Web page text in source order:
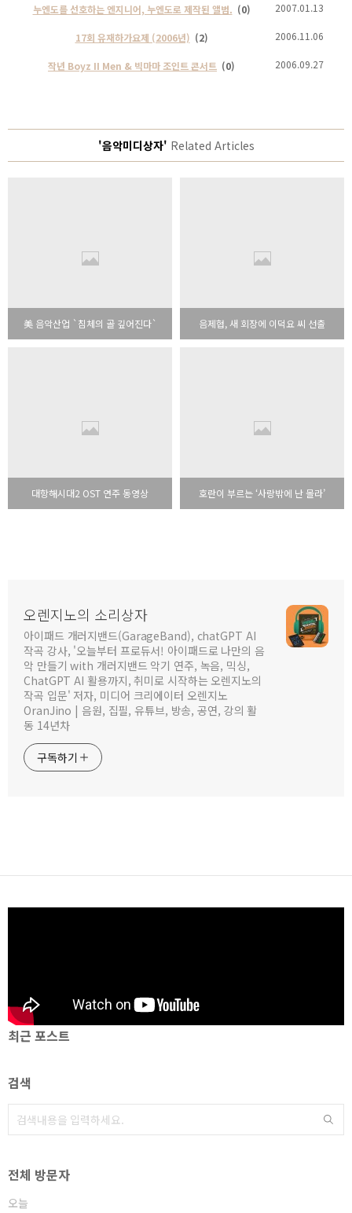
누엔도를 선호하는 엔지니어, 누엔도로 제작된 앨범. (0) 2007.01.13
17회 유재하가요제 (2006년) (2) 2006.11.06
작년 Boyz II Men & 빅마마 조인트 콘서트 (0) 2006.09.27
'음악미디상자' Related Articles
美 음악산업 `침체의 골 깊어진다` 음제협, 새 회장에 이덕요 씨 선출
대항해시대2 OST 연주 동영상 호란이 부르는 ‘사랑밖에 난 몰라’
오렌지노의 소리상자
아이패드 개러지밴드(GarageBand), chatGPT AI
작곡 강사, '오늘부터 프로듀서! 아이패드로 나만의 음
악 만들기 with 개러지밴드 악기 연주, 녹음, 믹싱,
ChatGPT AI 활용까지, 취미로 시작하는 오렌지노의
작곡 입문' 저자, 미디어 크리에이터 오렌지노
OranJino | 음원, 집필, 유튜브, 방송, 공연, 강의 활
동 14년차
구독하기
최근 포스트
검색
전체 방문자
오늘